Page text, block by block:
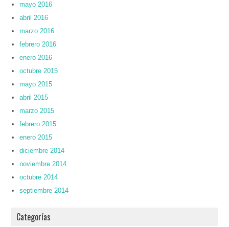
mayo 2016
abril 2016
marzo 2016
febrero 2016
enero 2016
octubre 2015
mayo 2015
abril 2015
marzo 2015
febrero 2015
enero 2015
diciembre 2014
noviembre 2014
octubre 2014
septiembre 2014
Categorías